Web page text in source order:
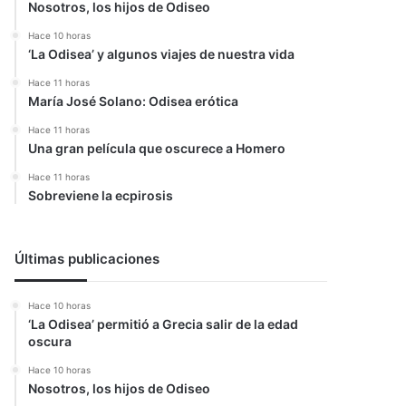
Nosotros, los hijos de Odiseo
Hace 10 horas
‘La Odisea’ y algunos viajes de nuestra vida
Hace 11 horas
María José Solano: Odisea erótica
Hace 11 horas
Una gran película que oscurece a Homero
Hace 11 horas
Sobreviene la ecpirosis
Últimas publicaciones
Hace 10 horas
‘La Odisea’ permitió a Grecia salir de la edad
oscura
Hace 10 horas
Nosotros, los hijos de Odiseo